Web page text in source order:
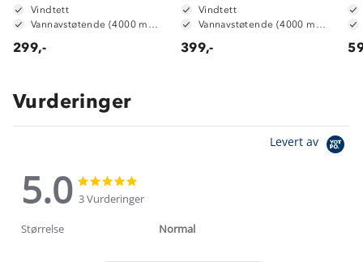
Vindtett
299,-
Vindtett
399,-
Vurderinger
Levert av
5.0
5.0
star
rating
star
3 Vurderinger
Størrelse Normal